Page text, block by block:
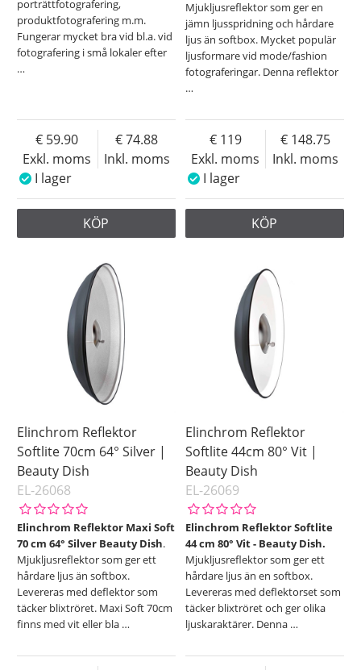
porträttfotografering,
produktfotografering m.m.
Fungerar mycket bra vid bl.a. vid
fotografering i små lokaler efter
…
Exkl. moms
59.90
Inkl. moms
74.88
I lager
KÖP
Mjukljusreflektor som ger en
jämn ljusspridning och hårdare
ljus än softbox. Mycket populär
ljusformare vid mode/fashion
fotograferingar. Denna reflektor
…
Exkl. moms
119
Inkl. moms
148.75
I lager
KÖP
Elinchrom Reflektor
Softlite 70cm 64° Silver |
Beauty Dish
EL-26068
Elinchrom Reflektor Maxi Soft
70 cm 64° Silver Beauty Dish.
Mjukljusreflektor som ger ett
hårdare ljus än softbox.
Levereras med deflektor som
täcker blixtröret. Maxi Soft 70cm
finns med vit eller bla …
Elinchrom Reflektor
Softlite 44cm 80° Vit |
Beauty Dish
EL-26069
Elinchrom Reflektor Softlite
44 cm 80° Vit - Beauty Dish.
Mjukljusreflektor som ger ett
hårdare ljus än en softbox.
Levereras med deflektorset som
täcker blixtröret och ger olika
ljuskaraktärer. Denna …